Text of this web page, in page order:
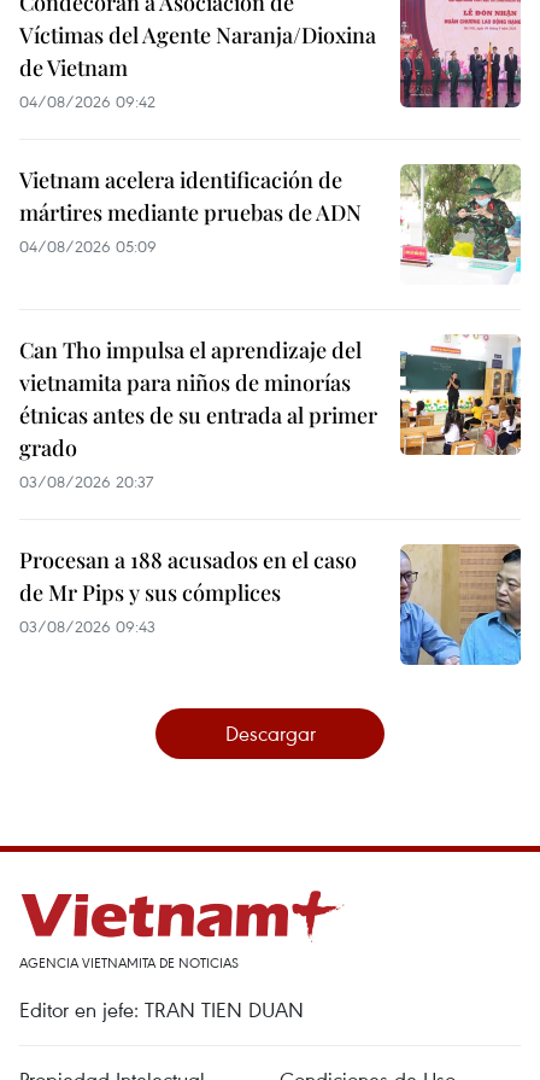
Víctimas del Agente Naranja/Dioxina
de Vietnam
04/08/2026 09:42
Vietnam acelera identificación de
mártires mediante pruebas de ADN
04/08/2026 05:09
Can Tho impulsa el aprendizaje del
vietnamita para niños de minorías
étnicas antes de su entrada al primer
grado
03/08/2026 20:37
Procesan a 188 acusados en el caso
de Mr Pips y sus cómplices
03/08/2026 09:43
Descargar
AGENCIA VIETNAMITA DE NOTICIAS
Editor en jefe: TRAN TIEN DUAN